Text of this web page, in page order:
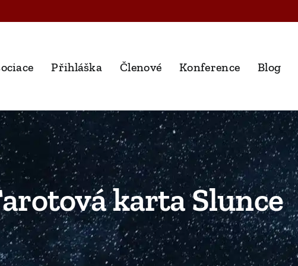
Přihláška Členové Konference Blog
karta Slunce